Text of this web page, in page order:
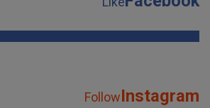
FollowInstagram